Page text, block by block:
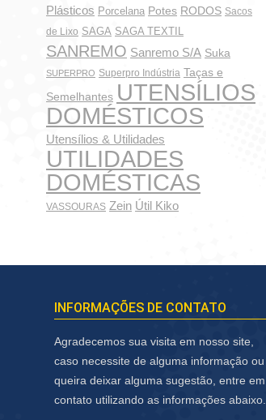
Plásticos Porcelana Potes RODOS Sacos
de Lixo SAGA SAGA TEXTIL
SANREMO Sanremo S/A Suka
SUPERPRO Superpro Indústria Taças e
Semelhantes UTENSÍLIOS
DOMÉSTICOS
Utensílios & Utilidades
UTILIDADES
DOMÉSTICAS
VASSOURAS Zein Útil Kiko
INFORMAÇÕES DE CONTATO
Agradecemos sua visita em nosso site,
caso necessite de alguma informação ou
queira deixar alguma sugestão, entre em
contato utilizando as informações abaixo.